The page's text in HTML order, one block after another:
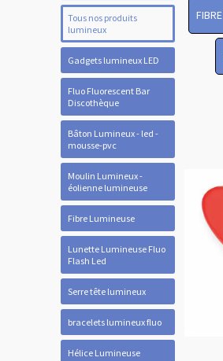
Tous nos produits
lumineux
Gadgets lumineux LED
Fluo Fluorescent Bar
Discothèque
Bâton Lumineux - led -
mousse-pvc
Moulin Lumineux -
éolienne lumineuse
Fibre Lumineuse
Lunette Lumineuse Fluo
Flash Led
Serre tête lumineux
bracelets lumineux fluo
Hélice Lumineuse
FIBRE